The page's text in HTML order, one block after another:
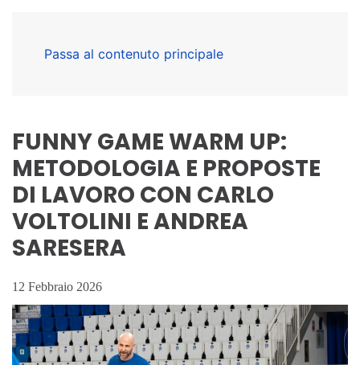
Passa al contenuto principale
FUNNY GAME WARM UP:
METODOLOGIA E PROPOSTE
DI LAVORO CON CARLO
VOLTOLINI E ANDREA
SARESERA
12 Febbraio 2026